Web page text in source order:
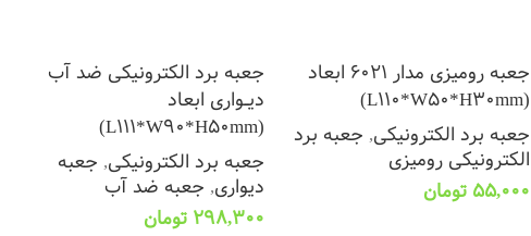
جعبه رومیزی مدار 6021 ابعاد
(L110*W50*H30mm)
جعبه برد الکترونیکی, جعبه برد
الکترونیکی رومیزی
55,000 تومان
جعبه برد الکترونیکی ضد آب
دیــواری ابعاد
(L111*W90*H50mm)
جعبه برد الکترونیکی, جعبه
دیواری, جعبه ضد آب
298,300 تومان